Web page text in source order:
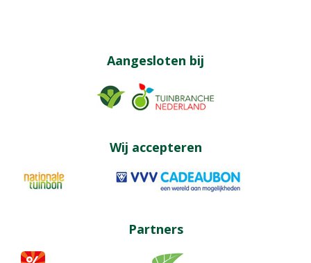
Aangesloten bij
Wij accepteren
Partners